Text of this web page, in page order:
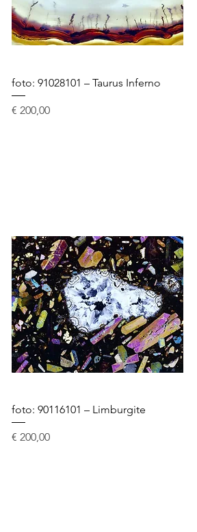
foto: 91028101 – Taurus Inferno
Prijs
€ 200,00
foto: 90116101 – Limburgite
Prijs
€ 200,00